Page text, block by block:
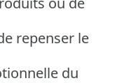
repenser le
du